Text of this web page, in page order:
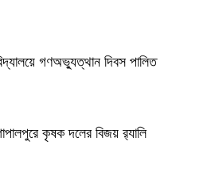
বিদ্যালয়ে গণঅভ্যুত্থান দিবস পালিত
কৃষক দলের বিজয় র‍্যালি